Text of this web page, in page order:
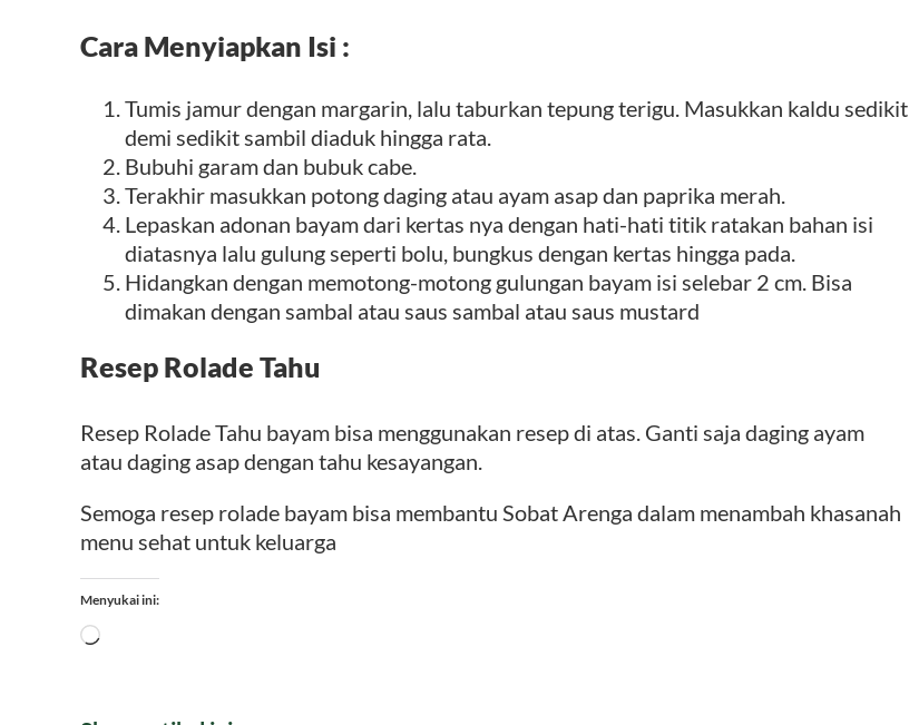
Cara Menyiapkan Isi :
Tumis jamur dengan margarin, lalu taburkan tepung terigu. Masukkan kaldu sedikit
demi sedikit sambil diaduk hingga rata.
Bubuhi garam dan bubuk cabe.
Terakhir masukkan potong daging atau ayam asap dan paprika merah.
Lepaskan adonan bayam dari kertas nya dengan hati-hati titik ratakan bahan isi
diatasnya lalu gulung seperti bolu, bungkus dengan kertas hingga pada.
Hidangkan dengan memotong-motong gulungan bayam isi selebar 2 cm. Bisa
dimakan dengan sambal atau saus sambal atau saus mustard
Resep Rolade Tahu
Resep Rolade Tahu bayam bisa menggunakan resep di atas. Ganti saja daging ayam
atau daging asap dengan tahu kesayangan.
Semoga resep rolade bayam bisa membantu Sobat Arenga dalam menambah khasanah
menu sehat untuk keluarga
Menyukai ini:
Memuat...